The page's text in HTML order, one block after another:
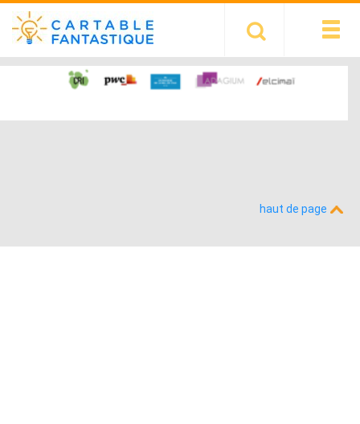
haut de page